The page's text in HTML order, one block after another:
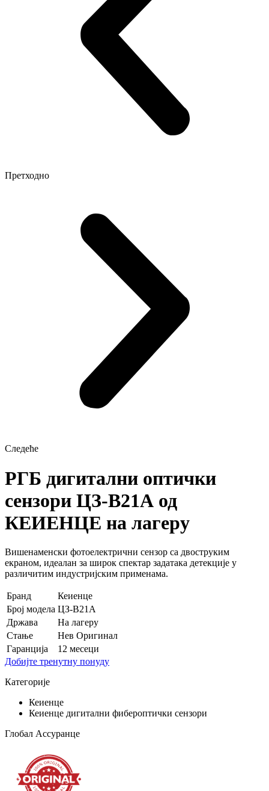
Претходно
Следеће
РГБ дигитални оптички
сензори ЦЗ-В21А од
КЕИЕНЦЕ на лагеру
Вишенаменски фотоелектрични сензор са двоструким
екраном, идеалан за широк спектар задатака детекције у
различитим индустријским применама.
Бранд
Кеиенце
Број модела ЦЗ-В21А
Држава
На лагеру
Стање
Нев Оригинал
Гаранција
12 месеци
Добијте тренутну понуду
Категорије
Кеиенце
Кеиенце дигитални фибероптички сензори
Глобал Ассуранце